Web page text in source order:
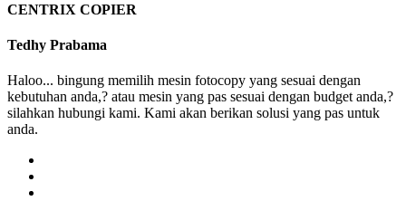
CENTRIX COPIER
Tedhy Prabama
Haloo... bingung memilih mesin fotocopy yang sesuai dengan
kebutuhan anda,? atau mesin yang pas sesuai dengan budget anda,?
silahkan hubungi kami. Kami akan berikan solusi yang pas untuk
anda.